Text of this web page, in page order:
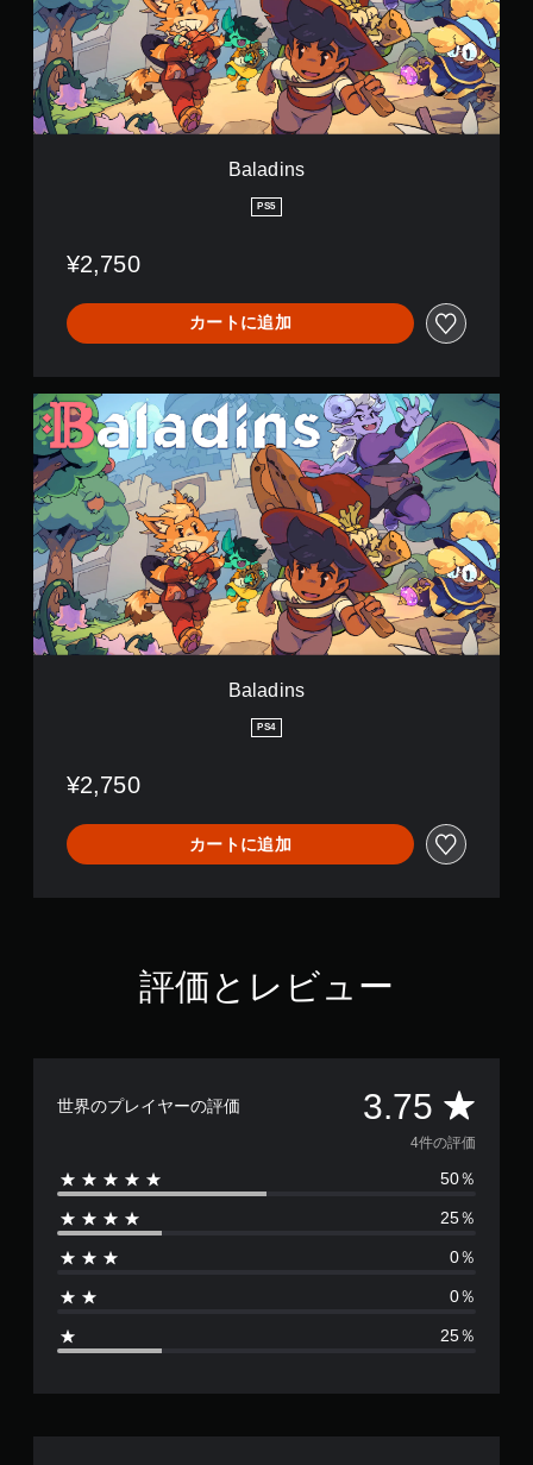
n
s
Baladins
PS5
¥2,750
カートに追加
B
a
a
d
i
n
s
Baladins
PS4
¥2,750
カートに追加
評価とレビュー
世界のプレイヤーの評価 3.75 評
価
数
は
、
4件の評価
50％
25％
0％
0％
25％